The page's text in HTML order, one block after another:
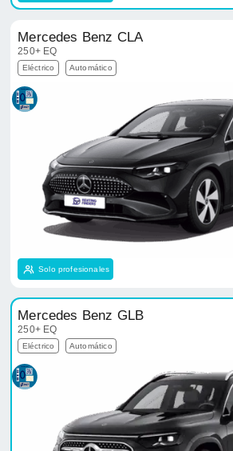
Mercedes Benz CLA
250+ EQ
Eléctrico Automático
Solo profesionales
Mercedes Benz GLB
250+ EQ
Eléctrico Automático